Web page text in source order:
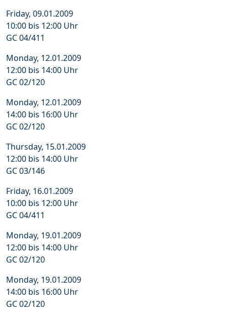
Friday, 09.01.2009
10:00 bis 12:00 Uhr
GC 04/411
Monday, 12.01.2009
12:00 bis 14:00 Uhr
GC 02/120
Monday, 12.01.2009
14:00 bis 16:00 Uhr
GC 02/120
Thursday, 15.01.2009
12:00 bis 14:00 Uhr
GC 03/146
Friday, 16.01.2009
10:00 bis 12:00 Uhr
GC 04/411
Monday, 19.01.2009
12:00 bis 14:00 Uhr
GC 02/120
Monday, 19.01.2009
14:00 bis 16:00 Uhr
GC 02/120